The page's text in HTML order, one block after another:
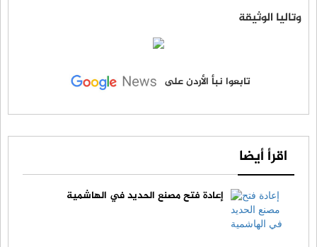
وتاليا الوثيقة
تابعوا نبأ الأردن على
اقرأ أيضا
إعادة فتح مصنع الحديد في الهاشمية